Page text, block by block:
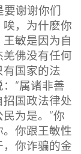
谢谢你们
，为什麽你
敏是因为自
佛没有任何
国家的法
“属诸非善
国政法律处
为是。”你
你跟王敏性
你诈骗的金